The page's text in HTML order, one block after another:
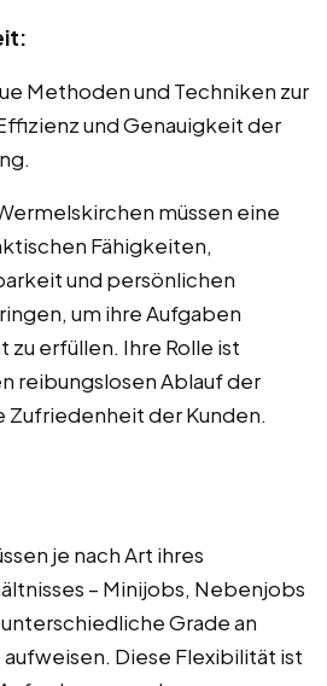
Methoden und Techniken zur
und Genauigkeit der
müssen eine
Fähigkeiten,
und persönlichen
um ihre Aufgaben
erfüllen. Ihre Rolle ist
reibungslosen Ablauf der
Zufriedenheit der Kunden.
je nach Art ihres
– Minijobs, Nebenjobs
Grade an
Diese Flexibilität ist